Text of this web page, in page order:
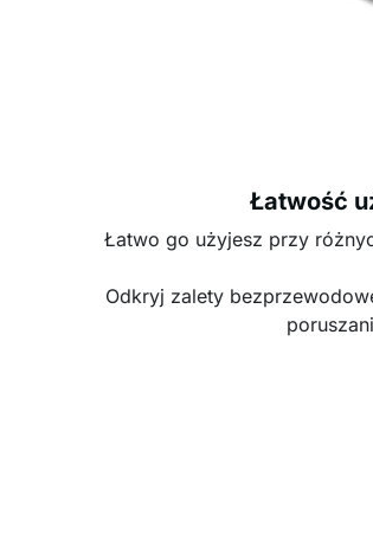
Łatwość
Łatwo go użyjesz przy
Odkryj zalety